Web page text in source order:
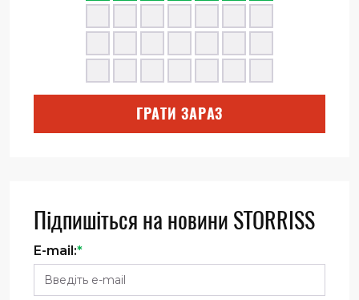
ГРАТИ ЗАРАЗ
Підпишіться на новини STORRISS
E-mail:*